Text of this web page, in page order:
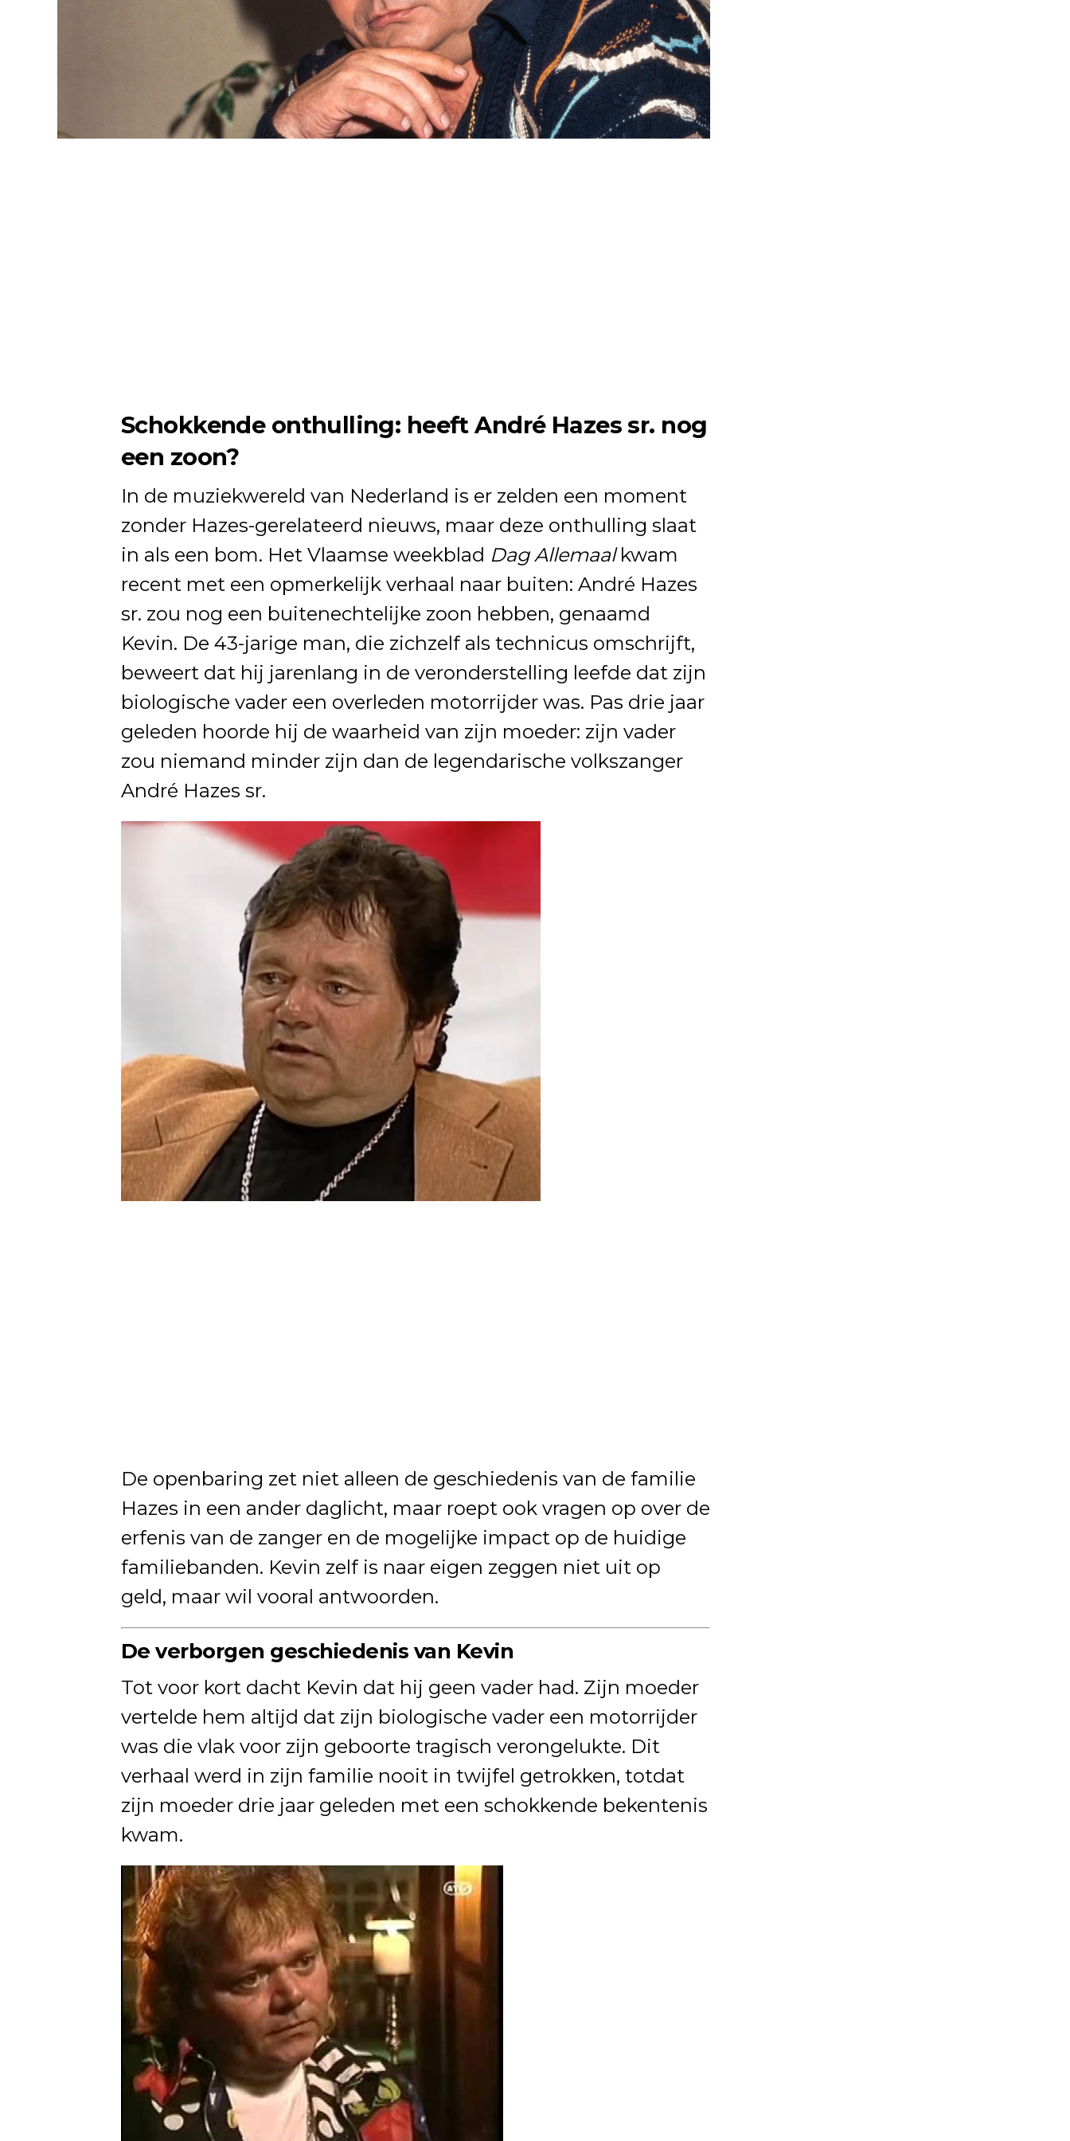
Schokkende onthulling: heeft André Hazes sr. nog
een zoon?
In de muziekwereld van Nederland is er zelden een moment
zonder Hazes-gerelateerd nieuws, maar deze onthulling slaat
in als een bom. Het Vlaamse weekblad Dag Allemaalkwam
recent met een opmerkelijk verhaal naar buiten: André Hazes
sr. zou nog een buitenechtelijke zoon hebben, genaamd
Kevin. De 43-jarige man, die zichzelf als technicus omschrijft,
beweert dat hij jarenlang in de veronderstelling leefde dat zijn
biologische vader een overleden motorrijder was. Pas drie jaar
geleden hoorde hij de waarheid van zijn moeder: zijn vader
zou niemand minder zijn dan de legendarische volkszanger
André Hazes sr.
De openbaring zet niet alleen de geschiedenis van de familie
Hazes in een ander daglicht, maar roept ook vragen op over de
erfenis van de zanger en de mogelijke impact op de huidige
familiebanden. Kevin zelf is naar eigen zeggen niet uit op
geld, maar wil vooral antwoorden.
De verborgen geschiedenis van Kevin
Tot voor kort dacht Kevin dat hij geen vader had. Zijn moeder
vertelde hem altijd dat zijn biologische vader een motorrijder
was die vlak voor zijn geboorte tragisch verongelukte. Dit
verhaal werd in zijn familie nooit in twijfel getrokken, totdat
zijn moeder drie jaar geleden met een schokkende bekentenis
kwam.